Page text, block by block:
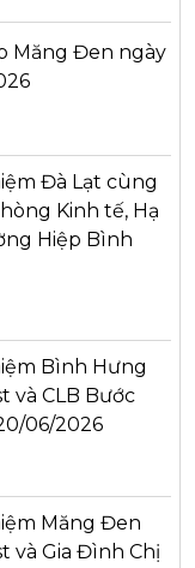
Măng Đen ngày
Đà Lạt cùng
Kinh tế, Hạ
Hiệp Bình
Bình Hưng
và CLB Bước
06/2026
Măng Đen
và Gia Đình Chị